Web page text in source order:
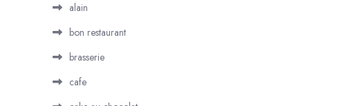
alain
bon restaurant
brasserie
cafe